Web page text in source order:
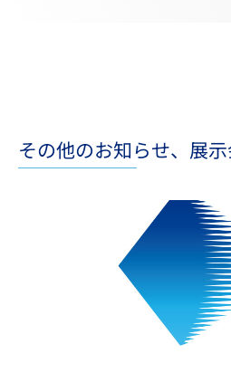
その他のお知らせ、展